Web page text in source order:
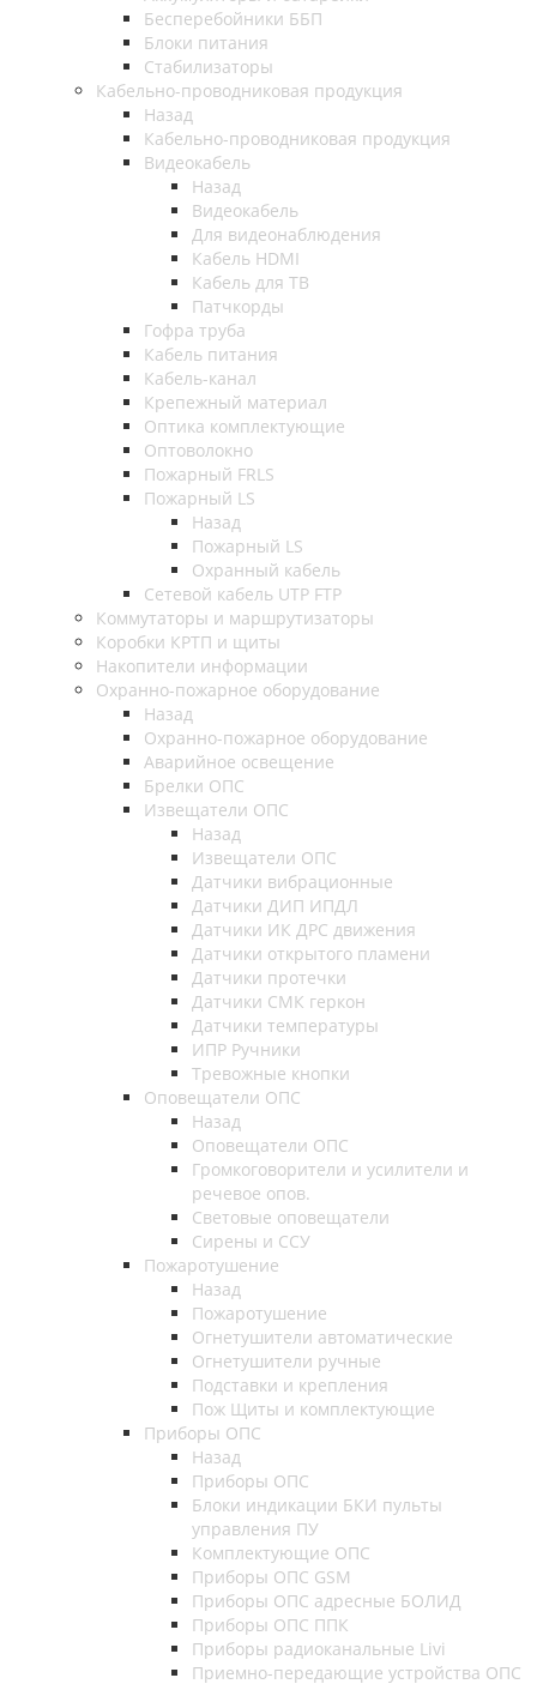
Бесперебойники ББП
Блоки питания
Стабилизаторы
Кабельно-проводниковая продукция
Назад
Кабельно-проводниковая продукция
Видеокабель
Назад
Видеокабель
Для видеонаблюдения
Кабель HDMI
Кабель для ТВ
Патчкорды
Гофра труба
Кабель питания
Кабель-канал
Крепежный материал
Оптика комплектующие
Оптоволокно
Пожарный FRLS
Пожарный LS
Назад
Пожарный LS
Охранный кабель
Сетевой кабель UTP FTP
Коммутаторы и маршрутизаторы
Коробки КРТП и щиты
Накопители информации
Охранно-пожарное оборудование
Назад
Охранно-пожарное оборудование
Аварийное освещение
Брелки ОПС
Извещатели ОПС
Назад
Извещатели ОПС
Датчики вибрационные
Датчики ДИП ИПДЛ
Датчики ИК ДРС движения
Датчики открытого пламени
Датчики протечки
Датчики СМК геркон
Датчики температуры
ИПР Ручники
Тревожные кнопки
Оповещатели ОПС
Назад
Оповещатели ОПС
Громкоговорители и усилители и
речевое опов.
Световые оповещатели
Сирены и ССУ
Пожаротушение
Назад
Пожаротушение
Огнетушители автоматические
Огнетушители ручные
Подставки и крепления
Пож Щиты и комплектующие
Приборы ОПС
Назад
Приборы ОПС
Блоки индикации БКИ пульты
управления ПУ
Комплектующие ОПС
Приборы ОПС GSM
Приборы ОПС адресные БОЛИД
Приборы ОПС ППК
Приборы радиоканальные Livi
Приемно-передающие устройства ОПС